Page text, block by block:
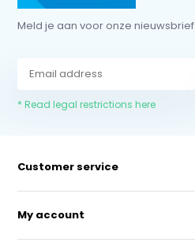
Meld je aan voor onze nieuwsbrief
* Read legal restrictions here
Customer service
My account